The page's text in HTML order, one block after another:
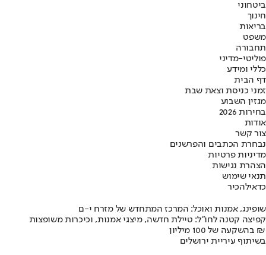
ביטחוני
חינוך
בריאות
משפט
תחבורה
פוליטי-מדיני
כללי ומידע
דף הבית
זמני כניסת וצאת שבת
מגזין השבוע
בחירות 2026
אודות
צור קשר
נבחרת הכתבים והפרשנים
מדיניות פרטיות
הצהרת נגישות
תנאי שימוש
כדאילהכיר
שופינג, אמנות ואוכל: המרכז המתחדש של מזרח י-ם
קפיצה קטנה לחו"ל: טיילת חדשה, מיצגי אמנות, וכיכרות משופצות
בהשקעה של 100 מיליון ₪
בשיתוף עיריית ירושלים